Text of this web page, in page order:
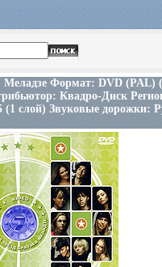
Меладзе Формат: DVD (PAL)
Квадро-Диск
(1 слой) Звуковые дорожки: